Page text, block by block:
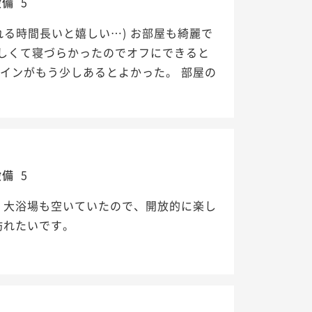
時間長いと嬉しい…) お部屋も綺麗で
て寝づらかったのでオフにできると
ンがもう少しあるとよかった。 部屋の
5
浴場も空いていたので、開放的に楽し
たいです。